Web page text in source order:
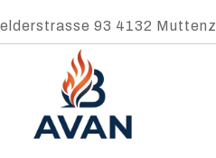
93 4132 Muttenz